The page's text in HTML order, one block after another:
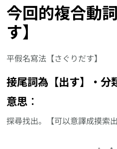
今回的複合動
す】
平假名寫法【さぐりだす】
接尾詞為【出す】‧分
意思︰
探尋找出。【可以意譯成摸索